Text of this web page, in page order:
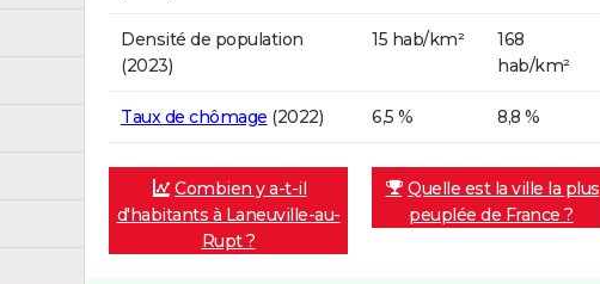
Densité de population
(2023)
15 hab/km²
168
hab/km²
Taux de chômage (2022) 6,5 % 8,8 %
Combien y a-t-il
d'habitants à Laneuville-au-
Rupt ?
Quelle est la ville la plus
peuplée de France ?